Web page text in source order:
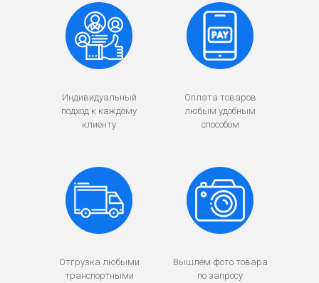
Индивидуальный
подход к каждому
клиенту
Оплата товаров
любым удобным
способом
Отгрузка любыми
транспортными
Вышлем фото товара
по запросу